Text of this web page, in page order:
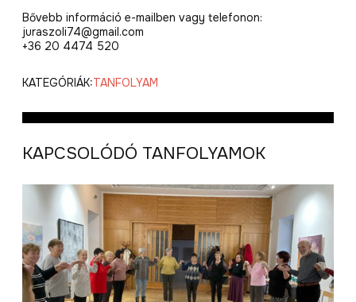
Bővebb információ e-mailben vagy telefonon:
juraszoli74@gmail.com
+36 20 4474 520
KATEGÓRIÁK:TANFOLYAM
KAPCSOLÓDÓ TANFOLYAMOK